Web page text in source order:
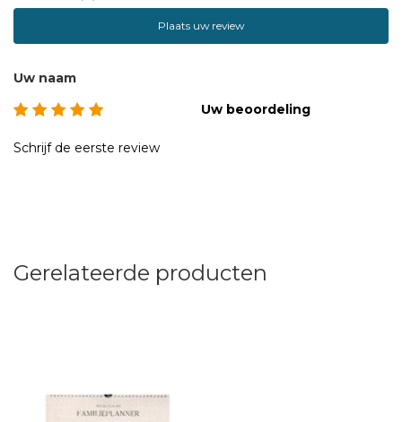
Plaats uw review
Uw naam
Uw beoordeling
Schrijf de eerste review
Gerelateerde producten